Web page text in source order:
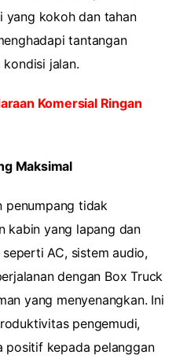
yang kokoh dan tahan
tantangan
jalan.
Komersial Ringan
Maksimal
penumpang tidak
kabin yang lapang dan
AC, sistem audio,
dengan Box Truck
yang menyenangkan. Ini
pengemudi,
positif kepada pelanggan